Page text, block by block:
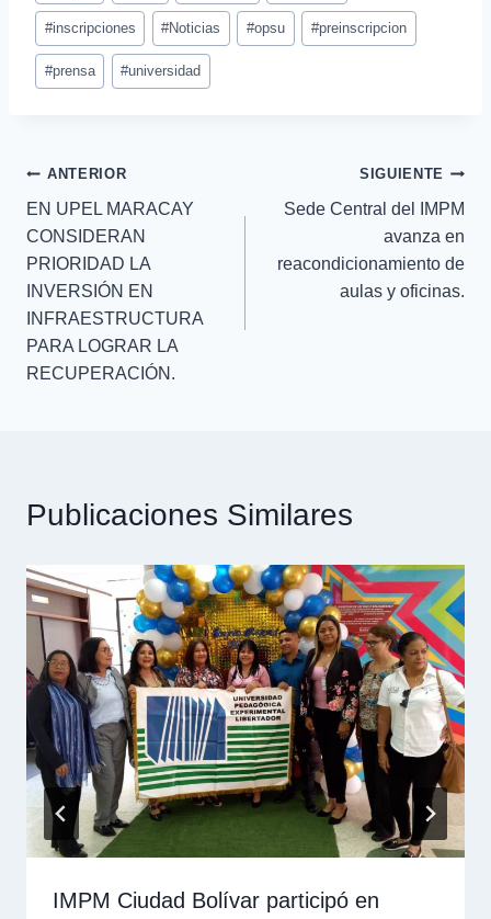
#inscripciones #Noticias #opsu #preinscripcion
#prensa #universidad
ANTERIOR
EN UPEL MARACAY
CONSIDERAN
PRIORIDAD LA
INVERSIÓN EN
INFRAESTRUCTURA
PARA LOGRAR LA
RECUPERACIÓN.
SIGUIENTE
Sede Central del IMPM
avanza en
reacondicionamiento de
aulas y oficinas.
Publicaciones Similares
IMPM Ciudad Bolívar participó en